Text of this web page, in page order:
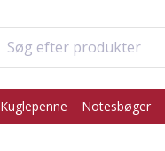
Kuglepenne Notesbøger